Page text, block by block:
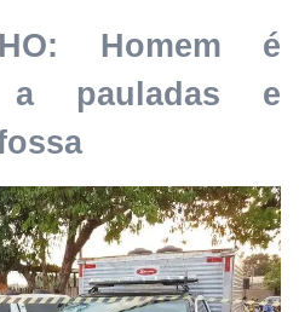
Homem é
a pauladas e